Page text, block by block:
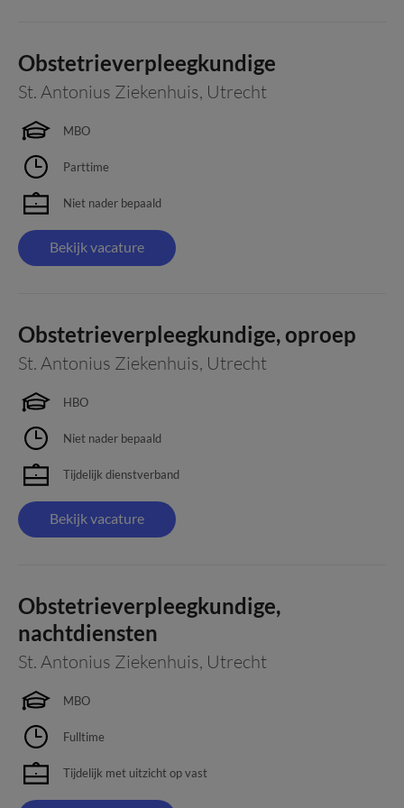
Obstetrieverpleegkundige
St. Antonius Ziekenhuis, Utrecht
MBO
Parttime
Niet nader bepaald
Bekijk vacature
Obstetrieverpleegkundige, oproep
St. Antonius Ziekenhuis, Utrecht
HBO
Niet nader bepaald
Tijdelijk dienstverband
Bekijk vacature
Obstetrieverpleegkundige,
nachtdiensten
St. Antonius Ziekenhuis, Utrecht
MBO
Fulltime
Tijdelijk met uitzicht op vast